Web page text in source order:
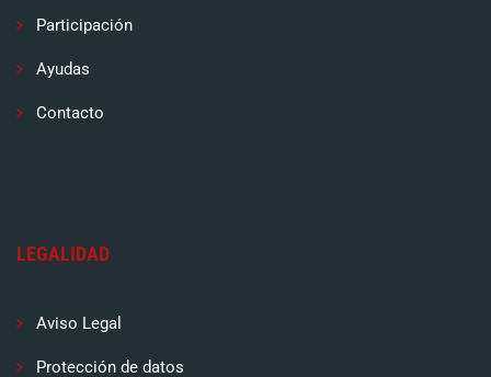
Participación
Ayudas
Contacto
LEGALIDAD
Aviso Legal
Protección de datos